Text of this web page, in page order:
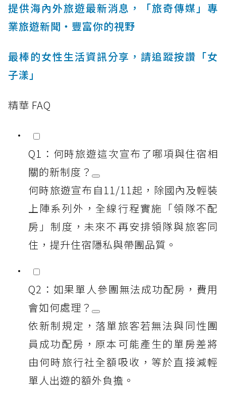
提供海內外旅遊最新消息，「旅奇傳媒」專
業旅遊新聞‧豐富你的視野
最棒的女性生活資訊分享，請追蹤按讚「女
子漾」
精華 FAQ
Q1：何時旅遊這次宣布了哪項與住宿相
關的新制度？
何時旅遊宣布自11/11起，除國內及輕裝
上陣系列外，全線行程實施「領隊不配
房」制度，未來不再安排領隊與旅客同
住，提升住宿隱私與帶團品質。
Q2：如果單人參團無法成功配房，費用
會如何處理？
依新制規定，落單旅客若無法與同性團
員成功配房，原本可能產生的單房差將
由何時旅行社全額吸收，等於直接減輕
單人出遊的額外負擔。